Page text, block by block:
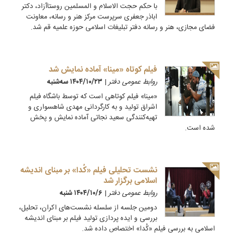
با حکم حجت الاسلام و المسلمین روستاآزاد، دکتر
اباذر جعفری سرپرست مرکز هنر و رسانه، معاونت
فضای مجازی، هنر و رسانه دفتر تبلیغات اسلامی حوزه علمیه قم شد.
فیلم کوتاه «مینا» آماده نمایش شد
روابط عمومی دفتر| ۱۴۰۴/۱۰/۲۳ سه‌شنبه
«مینا» فیلم کوتاهی است که توسط باشگاه فیلم
اشراق تولید و به کارگردانی مهدی شاهسواری و
تهیه‌کنندگی سعید نجاتی آماده نمایش و پخش
شده است.
نشست تحلیلی فیلم «کُدا» بر مبنای اندیشه
اسلامی برگزار شد
روابط عمومی دفتر| ۱۴۰۴/۱۰/۶ شنبه
دومین جلسه از سلسله نشست‌های اکران، تحلیل،
بررسی و ایده پردازی تولید فیلم بر مبنای اندیشه
اسلامی به بررسی فیلم «کُدا» اختصاص داده شد.